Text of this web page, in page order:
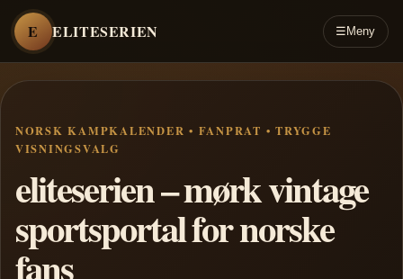
E ELITESERIEN ☰ Meny
NORSK KAMPKALENDER • FANPRAT • TRYGGE
VISNINGSVALG
eliteserien – mørk vintage
sportsportal for norske
fans